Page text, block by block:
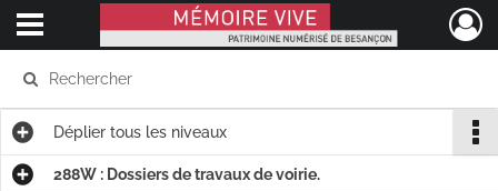
Mémoire Vive patrimoine numérisé de Besançon
Ouvrir le menu déroulant
Déplier tous les niveaux
288W : Dossiers de travaux de voirie.